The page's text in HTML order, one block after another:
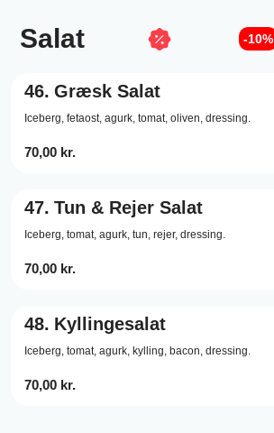
Salat -10%
46. Græsk Salat
Iceberg, fetaost, agurk, tomat, oliven, dressing.
70,00 kr.
47. Tun & Rejer Salat
Iceberg, tomat, agurk, tun, rejer, dressing.
70,00 kr.
48. Kyllingesalat
Iceberg, tomat, agurk, kylling, bacon, dressing.
70,00 kr.